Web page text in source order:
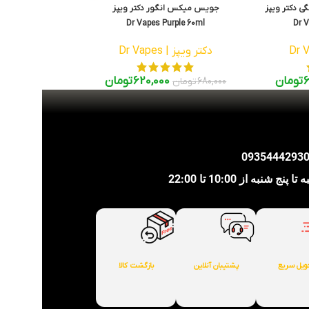
دکتر ویپز
Dr
تومان
جویس میکس انگور دکتر ویپز
Dr Vapes Purple 60ml
دکتر ویپز | Dr Vapes
680,000تومان 620,000تومان
از 10:00 تا 22:00
سریع پشتیبان آنلاین بازگشت کالا